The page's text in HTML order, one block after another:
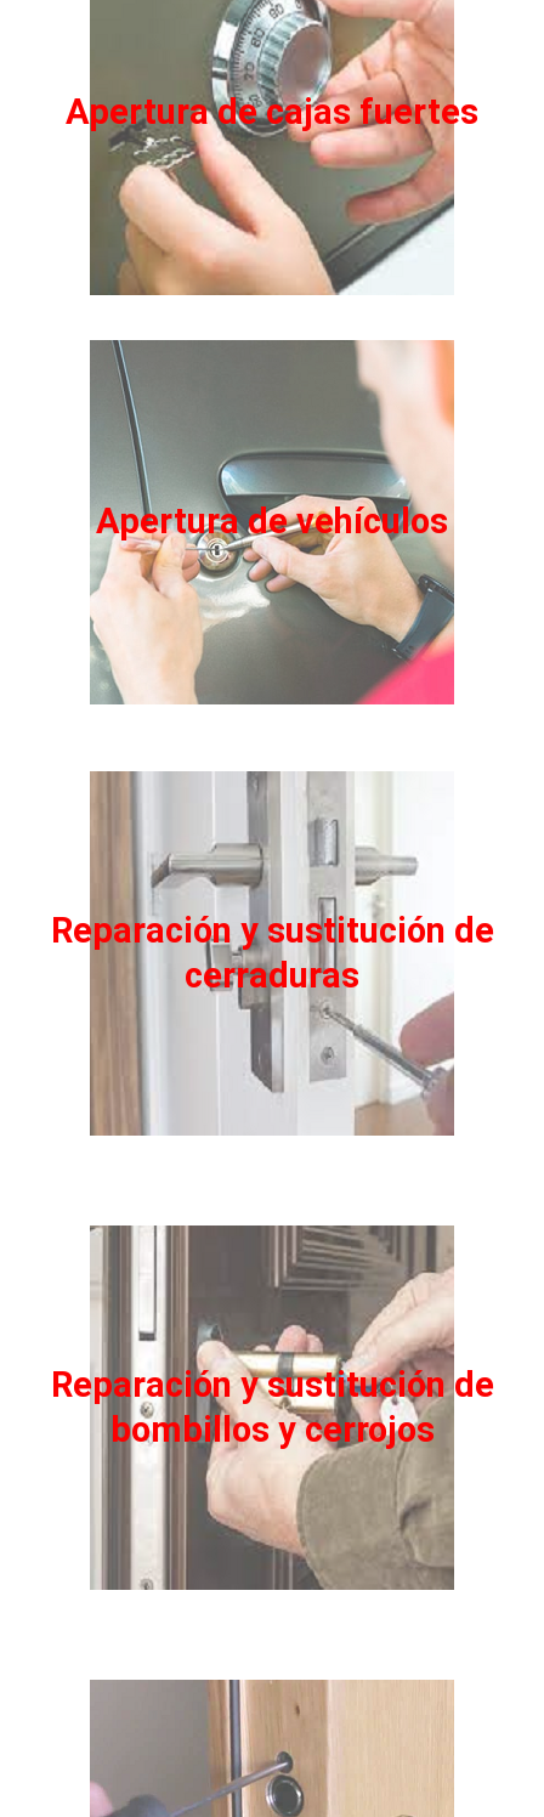
Apertura de cajas fuertes
Apertura de vehículos
Reparación y sustitución de
cerraduras
Reparación y sustitución de
bombillos y cerrojos